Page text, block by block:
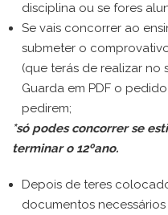
disciplina ou se fores
Se vais concorrer ao
submeter o
(que terás de realizar no
Guarda em PDF o
pedirem;
*só podes concorrer se
terminar o 12ºano.
Depois de teres
documentos